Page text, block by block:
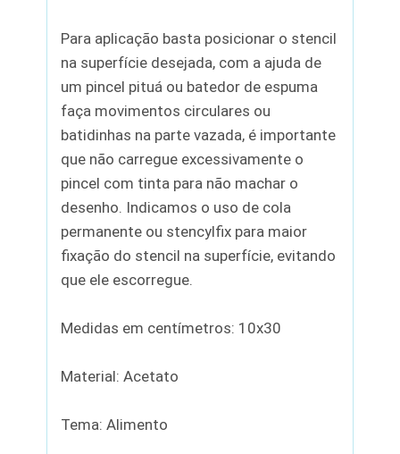
Para aplicação basta posicionar o stencil
na superfície desejada, com a ajuda de
um pincel pituá ou batedor de espuma
faça movimentos circulares ou
batidinhas na parte vazada, é importante
que não carregue excessivamente o
pincel com tinta para não machar o
desenho. Indicamos o uso de cola
permanente ou stencylfix para maior
fixação do stencil na superfície, evitando
que ele escorregue.
Medidas em centímetros: 10x30
Material: Acetato
Tema: Alimento